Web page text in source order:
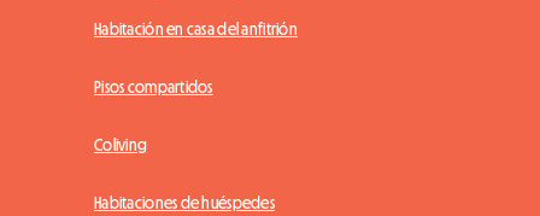
Habitación en casa del anfitrión
Pisos compartidos
Coliving
Habitaciones de huéspedes